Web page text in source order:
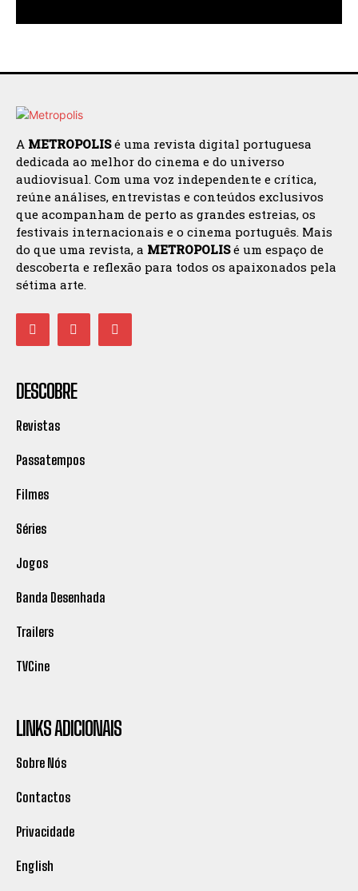
A METROPOLISé uma revista digital portuguesa
dedicada ao melhor do cinema e do universo
audiovisual. Com uma voz independente e crítica,
reúne análises, entrevistas e conteúdos exclusivos
que acompanham de perto as grandes estreias, os
festivais internacionais e o cinema português. Mais
do que uma revista, a METROPOLISé um espaço de
descoberta e reflexão para todos os apaixonados pela
sétima arte.
DESCOBRE
Revistas
Passatempos
Filmes
Séries
Jogos
Banda Desenhada
Trailers
TVCine
LINKS ADICIONAIS
Sobre Nós
Contactos
Privacidade
English